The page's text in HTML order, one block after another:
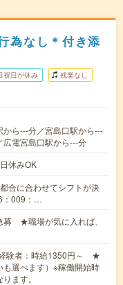
為なし＊付き添
祝日が休み 残業なし
ら---分／宮島口駅から---
電宮島口駅から---分
休みOK
合に合わせてシフトが決
：009：…
★職場が気に入れば、
験者：時給1350円～ ★
も選べます）※稼働開始時
ます。